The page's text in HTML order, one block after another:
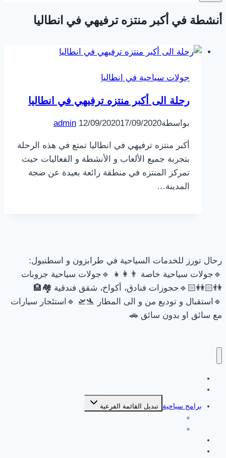
أنشطة في أكبر منتزه ترفيهي في انطاليا
جولات سياحية في انطاليا
رحلة الى أكبر منتزه ترفيهي في انطاليا
بواسطة admin 12/09/202017/09/2020
أكبر منتزه ترفيهي في انطاليا تمتع في هذه الرحلة
بتجربة جميع الألعاب و الأنشطة و الفعاليات حيث
تمركز المنتزه في منطقة رائعة بعيدة عن ضجة
المدينة…
رحال تورز للخدمات السياحية في طرابزون و اسطنبول:
🔹جولات سياحية خاصة 👨‍👩‍👧 🔹جولات سياحية جروبات
👫🏻👭🏻🔹حجوزات فنادق، أكواخ، شقق فندقية 🏘🏨
🔹استقبال و توديع من و الى المطار 🛬🛫 🔹استئجار سيارات
مع سائق او بدون سائق 🚗
برامج سياحية تبديل القائمة الفرعية